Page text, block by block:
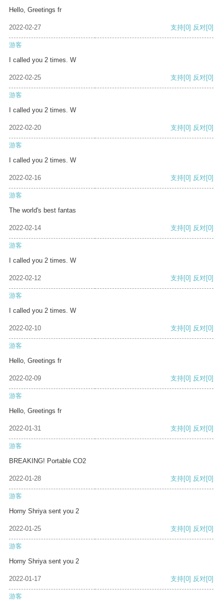
Hello, Greetings fr
2022-02-27 支持[0] 反对[0]
游客
I called you 2 times. W
2022-02-25 支持[0] 反对[0]
游客
I called you 2 times. W
2022-02-20 支持[0] 反对[0]
游客
I called you 2 times. W
2022-02-16 支持[0] 反对[0]
游客
The world's best fantas
2022-02-14 支持[0] 反对[0]
游客
I called you 2 times. W
2022-02-12 支持[0] 反对[0]
游客
I called you 2 times. W
2022-02-10 支持[0] 反对[0]
游客
Hello, Greetings fr
2022-02-09 支持[0] 反对[0]
游客
Hello, Greetings fr
2022-01-31 支持[0] 反对[0]
游客
BREAKING! Portable CO2
2022-01-28 支持[0] 反对[0]
游客
Horny Shriya sent you 2
2022-01-25 支持[0] 反对[0]
游客
Horny Shriya sent you 2
2022-01-17 支持[0] 反对[0]
游客